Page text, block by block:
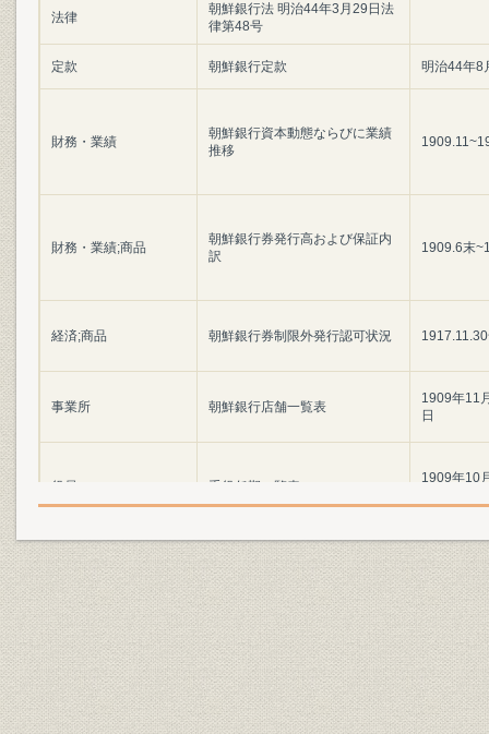
法律
朝鮮銀行法 明治44年3月29日法
律第48号
定款 朝鮮銀行定款 明治44年8
財務・業績
朝鮮銀行資本動態ならびに業績
推移
財務・業績;商品
朝鮮銀行券発行高および保証内
訳
1909.6末
経済;商品 朝鮮銀行券制限外発行認可状況
事業所 朝鮮銀行店舗一覧表
1909年11
日
役員 重役任期一覧表
1909年10
従業員;賃金
職員数および俸給手当(期末)推
移
財務・業績 利回り推移 1935.12